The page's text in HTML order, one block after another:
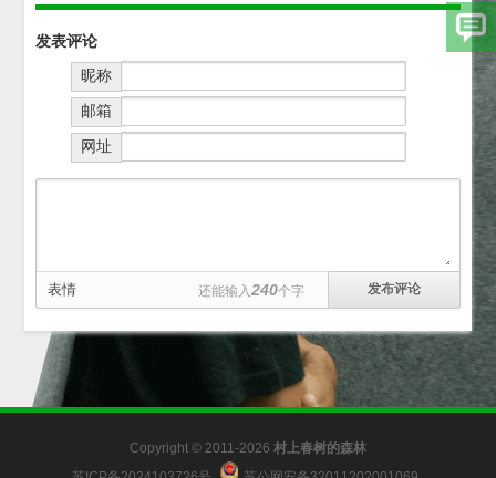
发表评论
昵称
邮箱
网址
表情 还能输入 240个字
Copyright © 2011-2026 村上春树的森林